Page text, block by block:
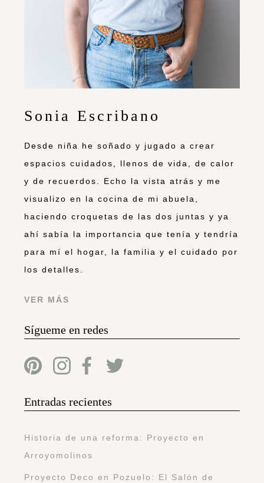
Sonia Escribano
Desde niña he soñado y jugado a crear
espacios cuidados, llenos de vida, de calor
y de recuerdos. Echo la vista atrás y me
visualizo en la cocina de mi abuela,
haciendo croquetas de las dos juntas y ya
ahí sabía la importancia que tenía y tendría
para mí el hogar, la familia y el cuidado por
los detalles.
VER MÁS
Sígueme en redes
Entradas recientes
Historia de una reforma: Proyecto en
Arroyomolinos
Proyecto Deco en Pozuelo: El Salón de